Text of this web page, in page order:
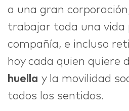
a una gran
trabajar toda una vida
compañía, e incluso
hoy cada quien quiere
huella y la movilidad
todos los sentidos.